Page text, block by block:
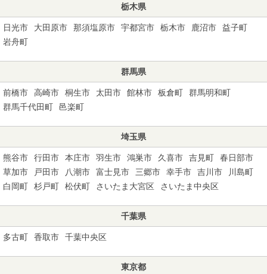
栃木県
日光市 大田原市 那須塩原市 宇都宮市 栃木市 鹿沼市
益子町
岩舟町
群馬県
前橋市 高崎市 桐生市 太田市 館林市 板倉町
群馬明和町
群馬千代田町
邑楽町
埼玉県
熊谷市 行田市 本庄市 羽生市 鴻巣市 久喜市 吉見町
春日部市
草加市
戸田市 八潮市 富士見市 三郷市 幸手市 吉川市
川島町
白岡町
杉戸町 松伏町 さいたま大宮区 さいたま中央区
千葉県
多古町 香取市 千葉中央区
東京都